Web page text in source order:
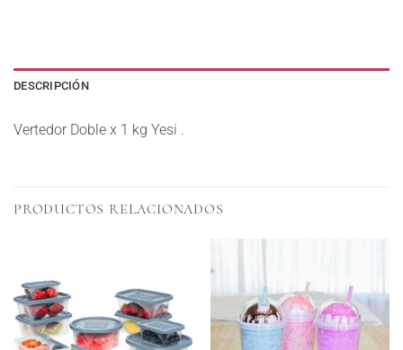
DESCRIPCIÓN
Vertedor Doble x 1 kg Yesi .
PRODUCTOS RELACIONADOS